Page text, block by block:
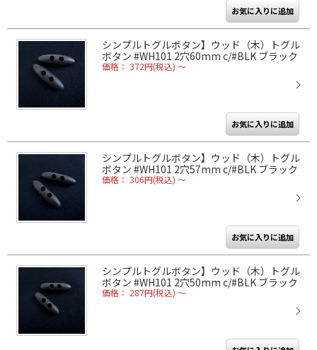
シンプルトグルボタン】ウッド（木）トグル
ボタン #WH101 2穴60mm c/#BLK ブラック
価格： 372円(税込) ～
シンプルトグルボタン】ウッド（木）トグル
ボタン #WH101 2穴57mm c/#BLK ブラック
価格： 306円(税込) ～
シンプルトグルボタン】ウッド（木）トグル
ボタン #WH101 2穴50mm c/#BLK ブラック
価格： 287円(税込) ～